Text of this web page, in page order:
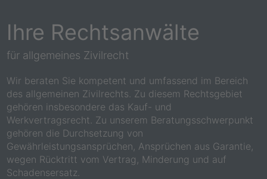
Ihre Rechtsanwälte
für allgemeines Zivilrecht
Wir beraten Sie kompetent und umfassend im Bereich
des allgemeinen Zivilrechts. Zu diesem Rechtsgebiet
gehören insbesondere das Kauf- und
Werkvertragsrecht. Zu unserem Beratungsschwerpunkt
gehören die Durchsetzung von
Gewährleistungsansprüchen, Ansprüchen aus Garantie,
wegen Rücktritt vom Vertrag, Minderung und auf
Schadensersatz.